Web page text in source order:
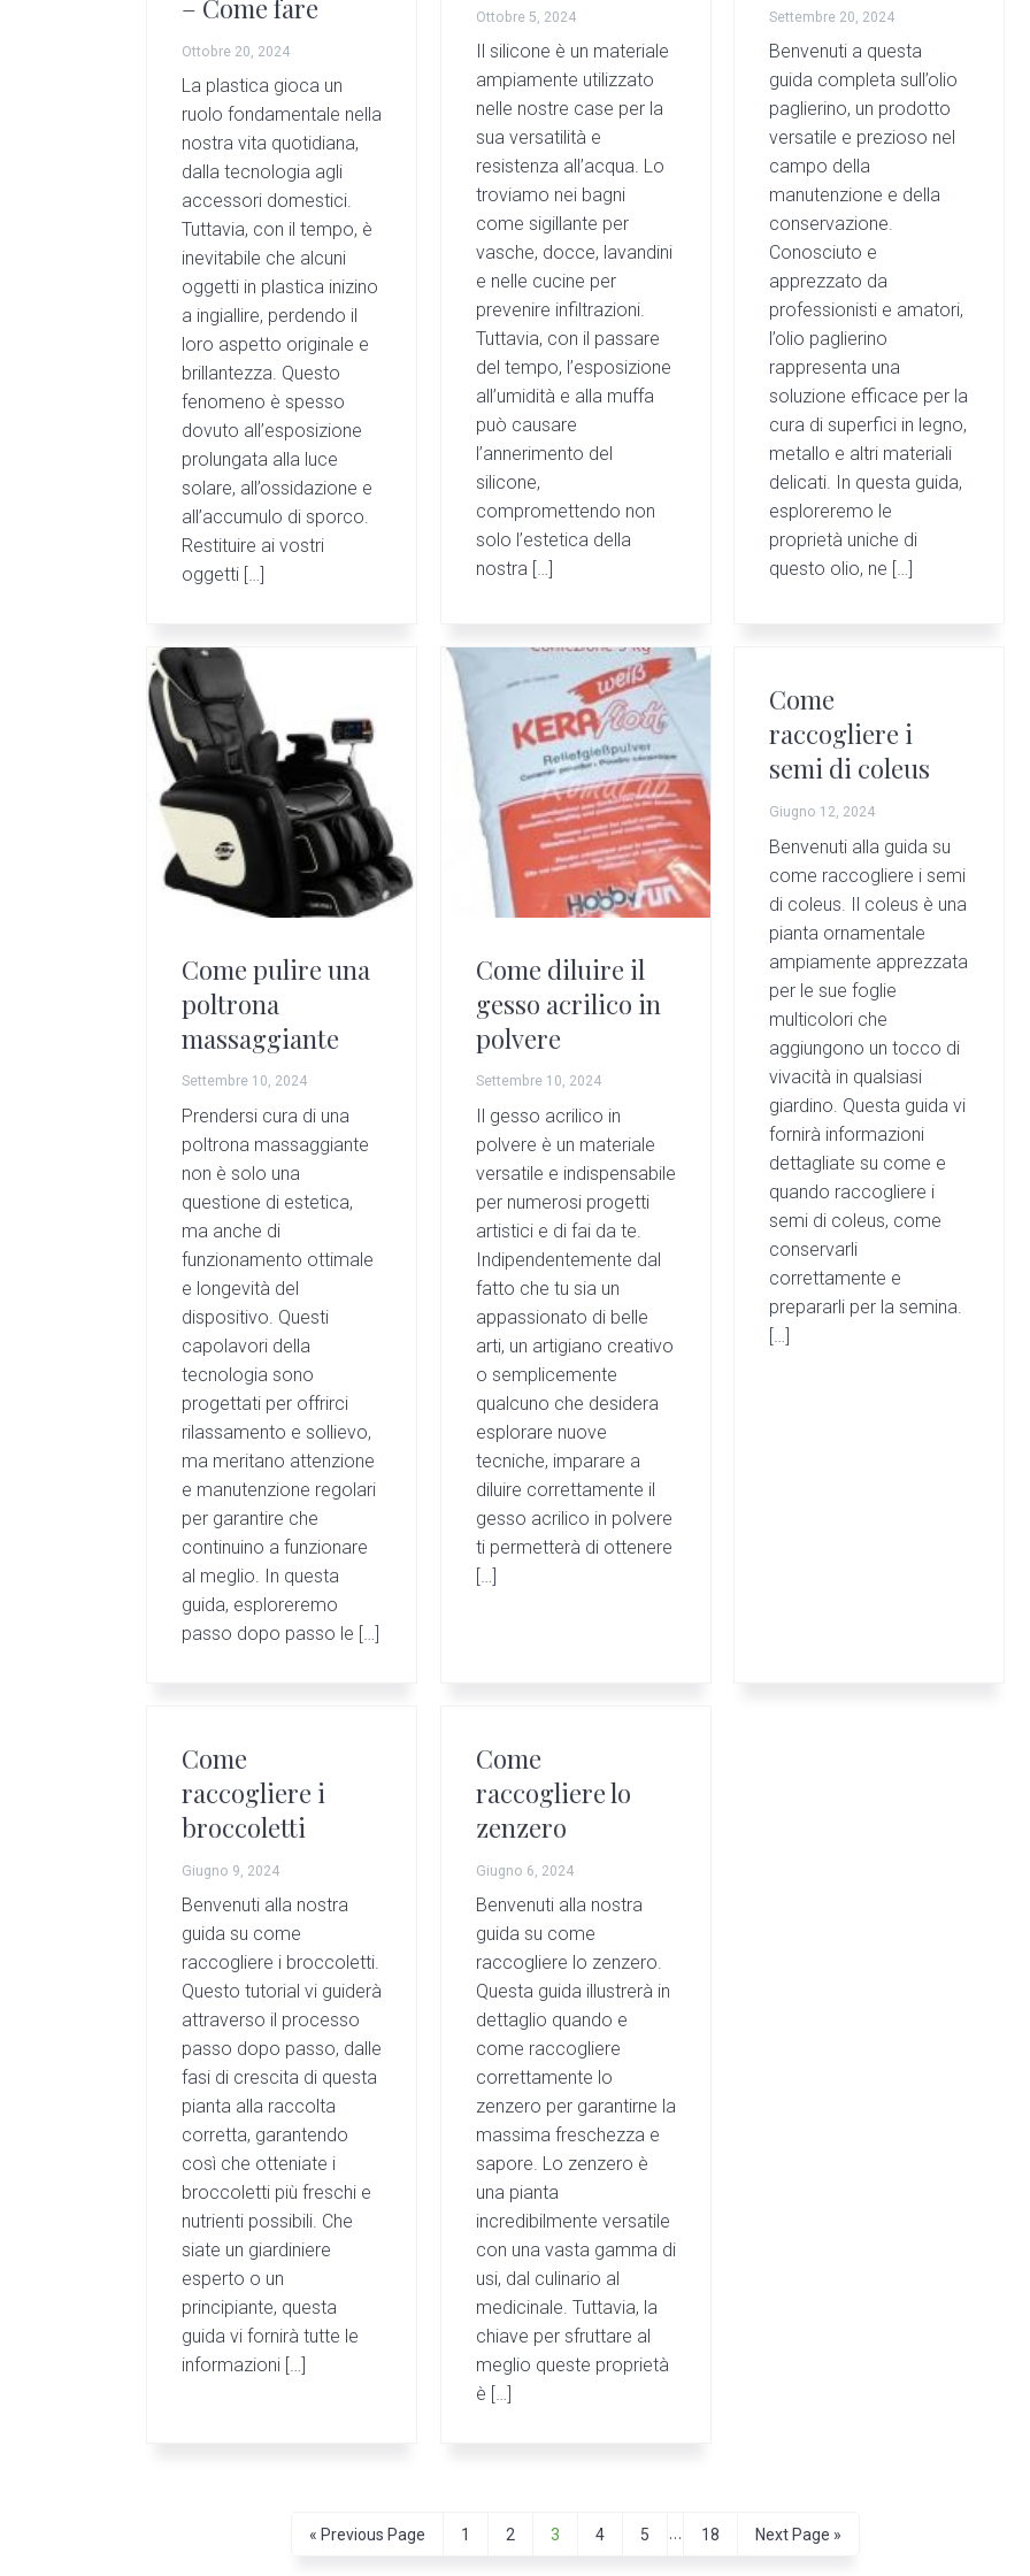
– Come fare
Ottobre 20, 2024
La plastica gioca un
ruolo fondamentale nella
nostra vita quotidiana,
dalla tecnologia agli
accessori domestici.
Tuttavia, con il tempo, è
inevitabile che alcuni
oggetti in plastica inizino
a ingiallire, perdendo il
loro aspetto originale e
brillantezza. Questo
fenomeno è spesso
dovuto all’esposizione
prolungata alla luce
solare, all’ossidazione e
all’accumulo di sporco.
Restituire ai vostri
oggetti […]
Ottobre 5, 2024
Il silicone è un materiale
ampiamente utilizzato
nelle nostre case per la
sua versatilità e
resistenza all’acqua. Lo
troviamo nei bagni
come sigillante per
vasche, docce, lavandini
e nelle cucine per
prevenire infiltrazioni.
Tuttavia, con il passare
del tempo, l’esposizione
all’umidità e alla muffa
può causare
l’annerimento del
silicone,
compromettendo non
solo l’estetica della
nostra […]
Settembre 20, 2024
Benvenuti a questa
guida completa sull’olio
paglierino, un prodotto
versatile e prezioso nel
campo della
manutenzione e della
conservazione.
Conosciuto e
apprezzato da
professionisti e amatori,
l’olio paglierino
rappresenta una
soluzione efficace per la
cura di superfici in legno,
metallo e altri materiali
delicati. In questa guida,
esploreremo le
proprietà uniche di
questo olio, ne […]
Come pulire una
poltrona
massaggiante
Settembre 10, 2024
Prendersi cura di una
poltrona massaggiante
non è solo una
questione di estetica,
ma anche di
funzionamento ottimale
e longevità del
dispositivo. Questi
capolavori della
tecnologia sono
progettati per offrirci
rilassamento e sollievo,
ma meritano attenzione
e manutenzione regolari
per garantire che
continuino a funzionare
al meglio. In questa
guida, esploreremo
passo dopo passo le […]
Come diluire il
gesso acrilico in
polvere
Settembre 10, 2024
Il gesso acrilico in
polvere è un materiale
versatile e indispensabile
per numerosi progetti
artistici e di fai da te.
Indipendentemente dal
fatto che tu sia un
appassionato di belle
arti, un artigiano creativo
o semplicemente
qualcuno che desidera
esplorare nuove
tecniche, imparare a
diluire correttamente il
gesso acrilico in polvere
ti permetterà di ottenere
[…]
Come
raccogliere i
semi di coleus
Giugno 12, 2024
Benvenuti alla guida su
come raccogliere i semi
di coleus. Il coleus è una
pianta ornamentale
ampiamente apprezzata
per le sue foglie
multicolori che
aggiungono un tocco di
vivacità in qualsiasi
giardino. Questa guida vi
fornirà informazioni
dettagliate su come e
quando raccogliere i
semi di coleus, come
conservarli
correttamente e
prepararli per la semina.
[…]
Come
raccogliere i
broccoletti
Giugno 9, 2024
Benvenuti alla nostra
guida su come
raccogliere i broccoletti.
Questo tutorial vi guiderà
attraverso il processo
passo dopo passo, dalle
fasi di crescita di questa
pianta alla raccolta
corretta, garantendo
così che otteniate i
broccoletti più freschi e
nutrienti possibili. Che
siate un giardiniere
esperto o un
principiante, questa
guida vi fornirà tutte le
informazioni […]
Come
raccogliere lo
zenzero
Giugno 6, 2024
Benvenuti alla nostra
guida su come
raccogliere lo zenzero.
Questa guida illustrerà in
dettaglio quando e
come raccogliere
correttamente lo
zenzero per garantirne la
massima freschezza e
sapore. Lo zenzero è
una pianta
incredibilmente versatile
con una vasta gamma di
usi, dal culinario al
medicinale. Tuttavia, la
chiave per sfruttare al
meglio queste proprietà
è […]
« GPrevious Page
P1
P
2
P
3
P
4
P
5
I…
P
18
GNext Page »